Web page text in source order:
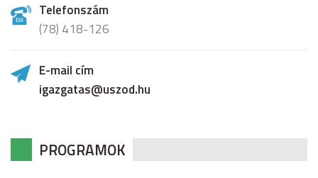
Telefonszám
(78) 418-126
E-mail cím
igazgatas@uszod.hu
PROGRAMOK